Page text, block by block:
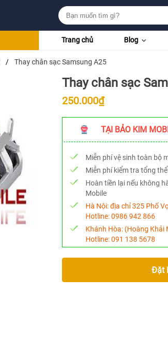
Trang chủ Blog
/ Thay chân sạc Samsung A25
Thay chân sạc
250.000₫
TẠI BẢO KIM
Miễn phí vệ sinh toàn bộ
Miễn phí kiểm tra tổng
Hoàn tiền lại nếu không
Mobile
Hà Nội:địa chỉ 325 Phố
Hotline:0986 942 866
Khánh Hòa:(Hoàng Khải
Hotline:091 138 5678
Đặt